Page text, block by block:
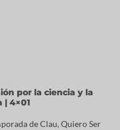
por la ciencia y la
| 4×01
de Clau, Quiero Ser